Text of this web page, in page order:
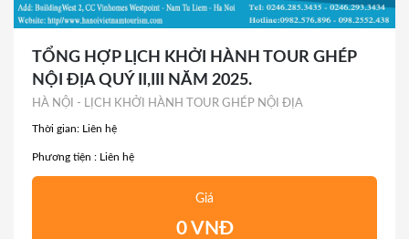
TỔNG HỢP LỊCH KHỞI HÀNH TOUR GHÉP
NỘI ĐỊA QUÝ II,III NĂM 2025.
HÀ NỘI - LỊCH KHỞI HÀNH TOUR GHÉP NỘI ĐỊA
Thời gian: Liên hệ
Phương tiện : Liên hệ
Giá
0 VNĐ